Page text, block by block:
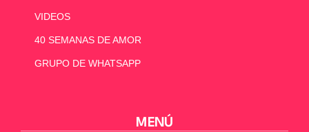
VIDEOS
40 SEMANAS DE AMOR
GRUPO DE WHATSAPP
MENÚ